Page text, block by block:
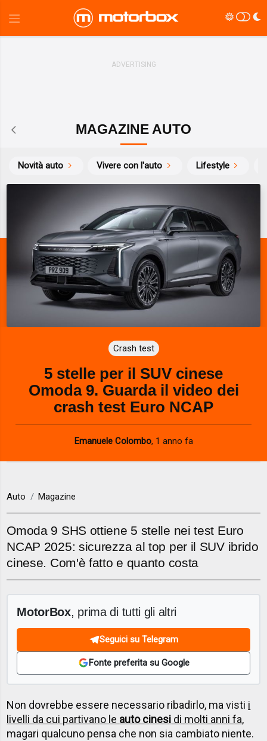
MAGAZINE AUTO
Novità auto Vivere con l'auto Lifestyle
Crash test
5 stelle per il SUV cinese
Omoda 9. Guarda il video dei
crash test Euro NCAP
Emanuele Colombo, 1 anno fa
Auto Magazine
Omoda 9 SHS ottiene 5 stelle nei test Euro
NCAP 2025: sicurezza al top per il SUV ibrido
cinese. Com'è fatto e quanto costa
MotorBox, prima di tutti gli altri
Seguici su Telegram
Fonte preferita su Google
Non dovrebbe essere necessario ribadirlo, ma visti i
livelli da cui partivano le auto cinesi di molti anni fa,
magari qualcuno pensa che non sia cambiato niente.